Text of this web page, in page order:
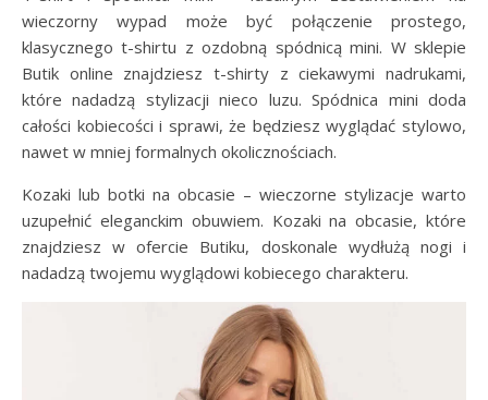
wieczorny wypad może być połączenie prostego,
klasycznego t-shirtu z ozdobną spódnicą mini. W sklepie
Butik online znajdziesz t-shirty z ciekawymi nadrukami,
które nadadzą stylizacji nieco luzu. Spódnica mini doda
całości kobiecości i sprawi, że będziesz wyglądać stylowo,
nawet w mniej formalnych okolicznościach.
Kozaki lub botki na obcasie – wieczorne stylizacje warto
uzupełnić eleganckim obuwiem. Kozaki na obcasie, które
znajdziesz w ofercie Butiku, doskonale wydłużą nogi i
nadadzą twojemu wyglądowi kobiecego charakteru.